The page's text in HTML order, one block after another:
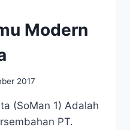
Modern
2017
(SoMan 1) Adalah
PT.